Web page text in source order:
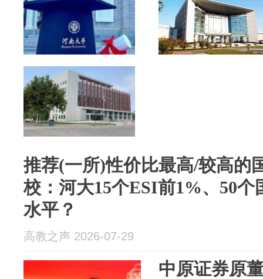
推荐(一所)性价比最高/较高的
校：河大15个ESI前1%、50个
水平？
高教之声 2026-07-29
中原证券原